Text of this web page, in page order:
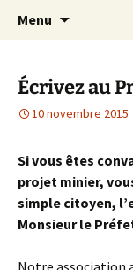
Le site
23
Menu
Écrivez au
10 novembre 2015
Si vous êtes
projet minier,
simple citoyen,
Monsieur le
Notre association